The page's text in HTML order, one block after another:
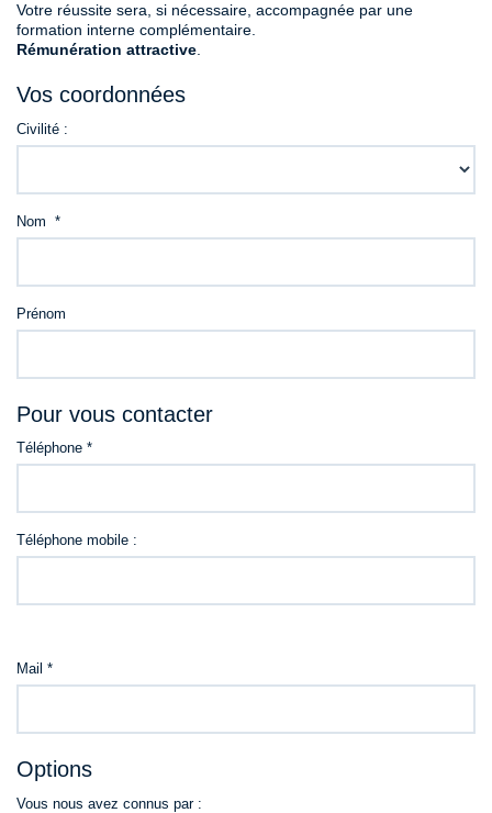
Notre Agence
Contact
Votre réussite sera, si nécessaire, accompagnée par une
formation interne complémentaire.
Rémunération attractive
Vos coordonnées
Civilité :
Nom *
Prénom
Pour vous contacter
Téléphone *
Téléphone mobile :
Mail *
Options
Vous nous avez connus par :